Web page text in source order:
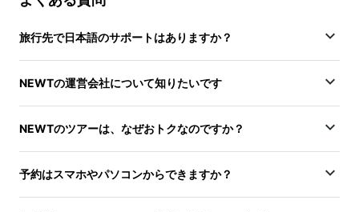
旅行先で日本語のサポートはありますか？
NEWTの運営会社について知りたいです
NEWTのツアーは、なぜおトクなのですか？
予約はスマホやパソコンからできますか？